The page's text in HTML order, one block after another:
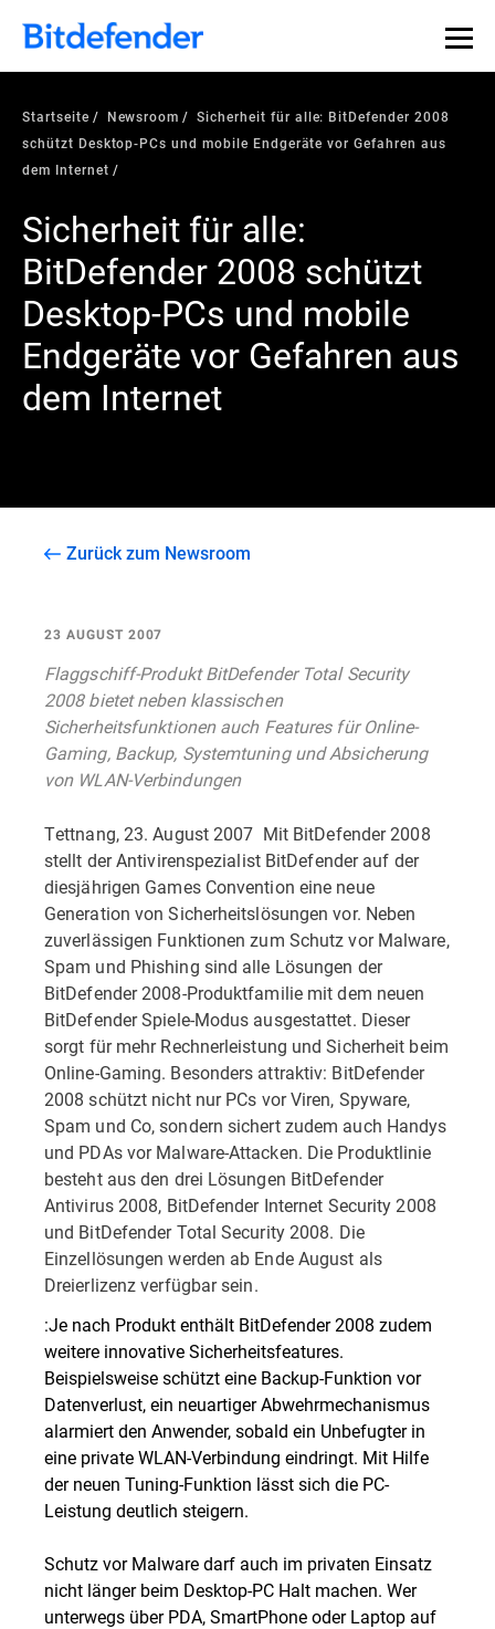
Startseite Newsroom
Sicherheit für alle: BitDefender 2008
schützt Desktop-PCs und mobile Endgeräte vor Gefahren aus
dem Internet
Sicherheit für alle:
BitDefender 2008 schützt
Desktop-PCs und mobile
Endgeräte vor Gefahren aus
dem Internet
Zurück zum Newsroom
23 AUGUST 2007
Flaggschiff-Produkt BitDefender Total Security
2008 bietet neben klassischen
Sicherheitsfunktionen auch Features für Online-
Gaming, Backup, Systemtuning und Absicherung
von WLAN-Verbindungen
Tettnang, 23. August 2007  Mit BitDefender 2008
stellt der Antivirenspezialist BitDefender auf der
diesjährigen Games Convention eine neue
Generation von Sicherheitslösungen vor. Neben
zuverlässigen Funktionen zum Schutz vor Malware,
Spam und Phishing sind alle Lösungen der
BitDefender 2008-Produktfamilie mit dem neuen
BitDefender Spiele-Modus ausgestattet. Dieser
sorgt für mehr Rechnerleistung und Sicherheit beim
Online-Gaming. Besonders attraktiv: BitDefender
2008 schützt nicht nur PCs vor Viren, Spyware,
Spam und Co, sondern sichert zudem auch Handys
und PDAs vor Malware-Attacken. Die Produktlinie
besteht aus den drei Lösungen BitDefender
Antivirus 2008, BitDefender Internet Security 2008
und BitDefender Total Security 2008. Die
Einzellösungen werden ab Ende August als
Dreierlizenz verfügbar sein.
:Je nach Produkt enthält BitDefender 2008 zudem
weitere innovative Sicherheitsfeatures.
Beispielsweise schützt eine Backup-Funktion vor
Datenverlust, ein neuartiger Abwehrmechanismus
alarmiert den Anwender, sobald ein Unbefugter in
eine private WLAN-Verbindung eindringt. Mit Hilfe
der neuen Tuning-Funktion lässt sich die PC-
Leistung deutlich steigern.
Schutz vor Malware darf auch im privaten Einsatz
nicht länger beim Desktop-PC Halt machen. Wer
unterwegs über PDA, SmartPhone oder Laptop auf